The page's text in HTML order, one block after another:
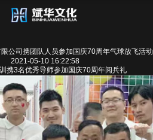
公司携团队人员参加国庆70周年气球放飞活动
2021-05-10 16:22:58
携3名优秀导师参加国庆70周年阅兵礼